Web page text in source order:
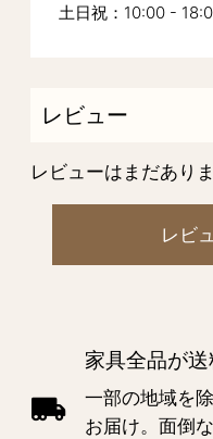
土日祝：10:00 -
レビュー
レビューはまだありま
レビ
家具全品が
一部の地域を
お届け。面倒